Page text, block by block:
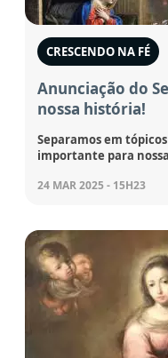
CRESCENDO NA FÉ
Anunciação do
nossa história!
Separamos em
importante para
24 MAR 2025 - 15H23